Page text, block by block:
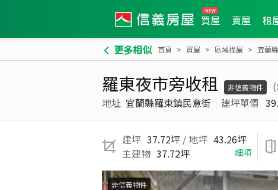
買屋 賣屋 租
更多相似 首頁 買屋 區域找屋 宜蘭
羅東夜市旁收租 非信義物件
地址 宜蘭縣羅東鎮民意街 建坪單價
建坪 37.72坪 / 地坪 43.26坪
主建物 37.72坪 細項
非信義物件